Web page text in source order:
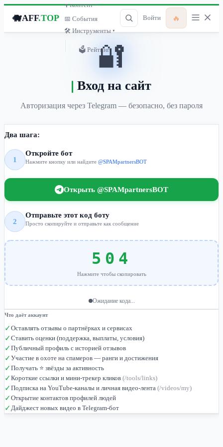
🐗AFF.TOP
🎙 Контент ▾
📅 События
🛠 Инструменты ▾
🗳 Рейтинг
Войти 🔥
🔐
Вход на сайт
Авторизация через Telegram — безопасно, без пароля
Два шага:
1
Откройте бот
Нажмите кнопку или найдите @SPAMpartnersBOT
Открыть @SPAMpartnersBOT
2
Отправьте этот код боту
Просто скопируйте и отправьте как сообщение
504
Нажмите чтобы скопировать
Ожидание кода...
Что даёт аккаунт
✓ Оставлять отзывы о партнёрках и сервисах
✓ Ставить оценки (поддержка, выплаты, условия)
✓ Публичный профиль с историей отзывов
✓ Участие в охоте на спамеров — ранги и достижения
✓ Получать ⭐ звёзды за активность
✓ Короткие ссылки и мини-трекер кликов (/tools/links)
✓ Подписка на YouTube-каналы и личная видео-лента (/videos/my)
✓ Открытие контактов профилей людей
✓ Дайджест новых видео в Telegram-бот